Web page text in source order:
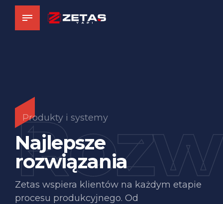
Produkty i systemy
Najlepsze
rozwiązania
Zetas wspiera klientów na każdym etapie
procesu produkcyjnego. Od